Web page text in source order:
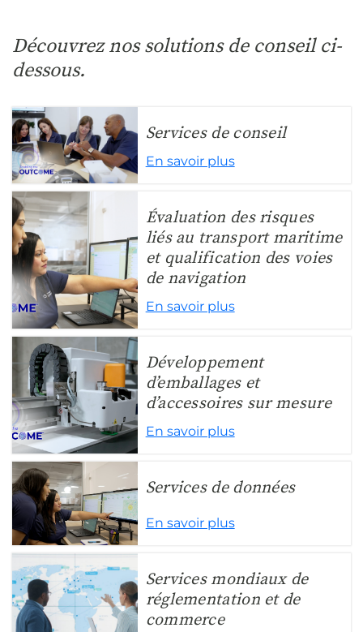
Découvrez nos solutions de conseil ci-
dessous.
Services de conseil
En savoir plus
Évaluation des risques
liés au transport maritime
et qualification des voies
de navigation
En savoir plus
Développement
d’emballages et
d’accessoires sur mesure
En savoir plus
Services de données
En savoir plus
Services mondiaux de
réglementation et de
commerce